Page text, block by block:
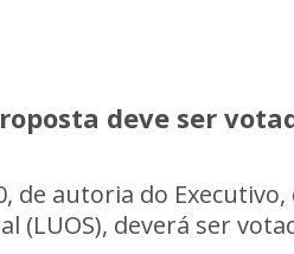
deve ser
de autoria do Executivo,
(LUOS), deverá ser